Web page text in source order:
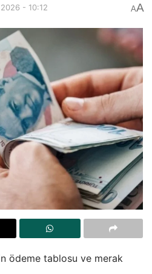
- 10:12 AA
ödeme tablosu ve merak